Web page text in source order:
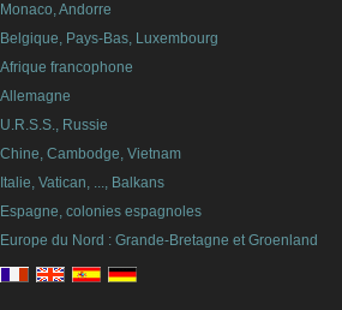
Monaco, Andorre
Belgique, Pays-Bas, Luxembourg
Afrique francophone
Allemagne
U.R.S.S., Russie
Chine, Cambodge, Vietnam
Italie, Vatican, ..., Balkans
Espagne, colonies espagnoles
Europe du Nord : Grande-Bretagne et Groenland